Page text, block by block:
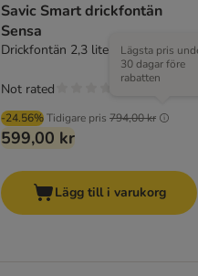
Savic Smart drickfontän
Sensa
Drickfontän 2,3 liter
-24.56%Tidigare pris 794,00 kr
Lägsta pris
30 dagar före
rabatten
599,00 kr
Not rated
Lägg till i varukorg